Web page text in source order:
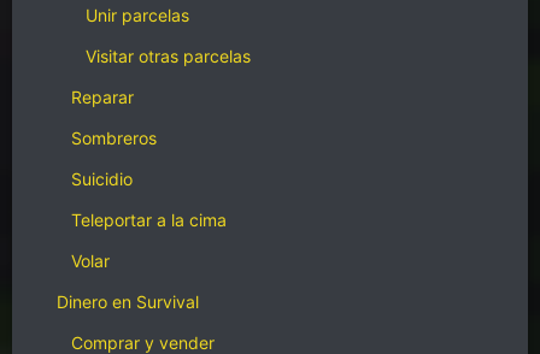
Unir parcelas
Visitar otras parcelas
Reparar
Sombreros
Suicidio
Teleportar a la cima
Volar
Dinero en Survival
Comprar y vender